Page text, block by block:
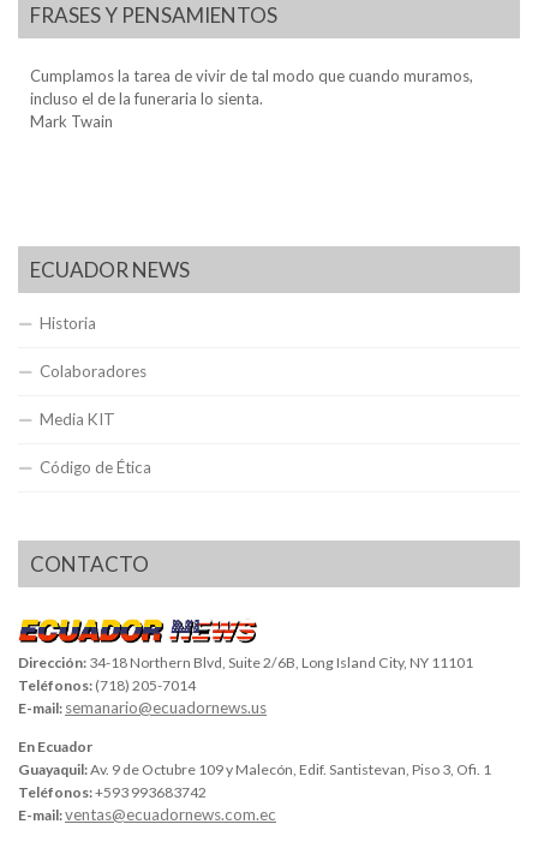
FRASES Y PENSAMIENTOS
Cumplamos la tarea de vivir de tal modo que cuando muramos,
incluso el de la funeraria lo sienta.
Mark Twain
ECUADOR NEWS
Historia
Colaboradores
Media KIT
Código de Ética
CONTACTO
Dirección: 34-18 Northern Blvd, Suite 2/6B, Long Island City, NY 11101
Teléfonos: (718) 205-7014
E-mail: semanario@ecuadornews.us
En Ecuador
Guayaquil:Av. 9 de Octubre 109 y Malecón, Edif. Santistevan, Piso 3, Ofi. 1
Teléfonos:+593 993683742
E-mail:ventas@ecuadornews.com.ec